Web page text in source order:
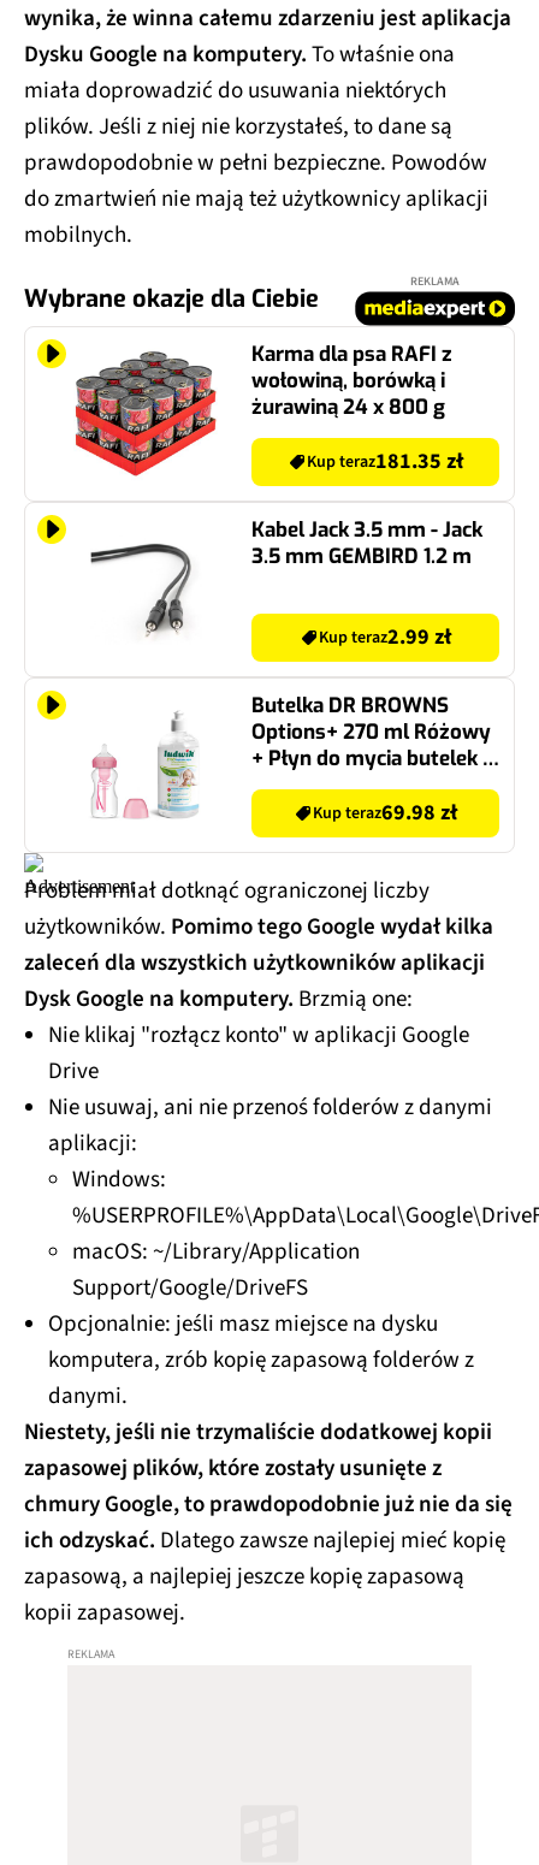
wynika, że winna całemu zdarzeniu jest aplikacja
Dysku Google na komputery.To właśnie ona
miała doprowadzić do usuwania niektórych
plików. Jeśli z niej nie korzystałeś, to dane są
prawdopodobnie w pełni bezpieczne. Powodów
do zmartwień nie mają też użytkownicy aplikacji
mobilnych.
Wybrane okazje dla Ciebie
REKLAMA
Karma dla psa RAFI z
wołowiną, borówką i
żurawiną 24 x 800 g
Kup teraz181.35 zł
Kabel Jack 3.5 mm - Jack
3.5 mm GEMBIRD 1.2 m
Kup teraz2.99 zł
Butelka DR BROWNS
Options+ 270 ml Różowy
+ Płyn do mycia butelek i
smoczków LUDWIK
CG1010102ZEKL0121 475
ml
Kup teraz69.98 zł
Problem miał dotknąć ograniczonej liczby
użytkowników. Pomimo tego Google wydał kilka
zaleceń dla wszystkich użytkowników aplikacji
Dysk Google na komputery. Brzmią one:
Nie klikaj "rozłącz konto" w aplikacji Google
Drive
Nie usuwaj, ani nie przenoś folderów z danymi
aplikacji:
Windows:
macOS: ~/Library/Application
Support/Google/DriveFS
Opcjonalnie: jeśli masz miejsce na dysku
komputera, zrób kopię zapasową folderów z
danymi.
Niestety, jeśli nie trzymaliście dodatkowej kopii
zapasowej plików, które zostały usunięte z
chmury Google, to prawdopodobnie już nie da się
ich odzyskać. Dlatego zawsze najlepiej mieć kopię
zapasową, a najlepiej jeszcze kopię zapasową
kopii zapasowej.